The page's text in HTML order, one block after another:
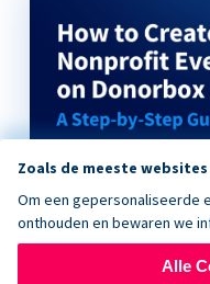
How to Create a
Zoals de meeste
Om een gepersonaliseerde
onthouden en bewaren we
Alle